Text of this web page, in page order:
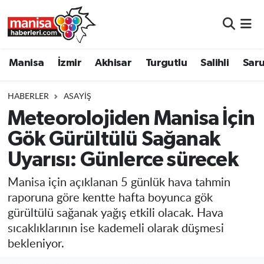
Manisa İzmir Akhisar Turgutlu Salihli
HABERLER ASAYIŞ
Meteorolojiden Manisa İçin
Gök Gürültülü Sağanak
Uyarısı: Günlerce sürecek
Manisa için açıklanan 5 günlük hava tahmin
raporuna göre kentte hafta boyunca gök
gürültülü sağanak yağış etkili olacak. Hava
sıcaklıklarının ise kademeli olarak düşmesi
bekleniyor.
Turgutlu
Salihli
Saruhanlı
Soma
Manisa Nöbetçi Eczaneler
Manisa Trafik Yoğunluk Haritası
Süper Lig Puan Durumu ve Fikstür
Tüm Manşetler
Son Dakika Haberleri